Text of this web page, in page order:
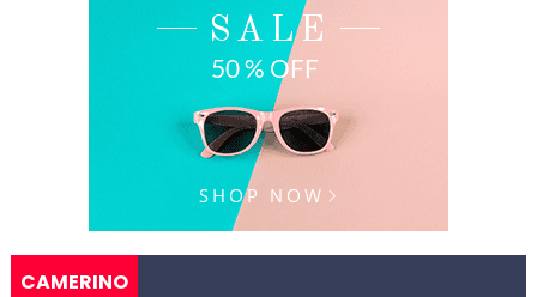
CAMERINO